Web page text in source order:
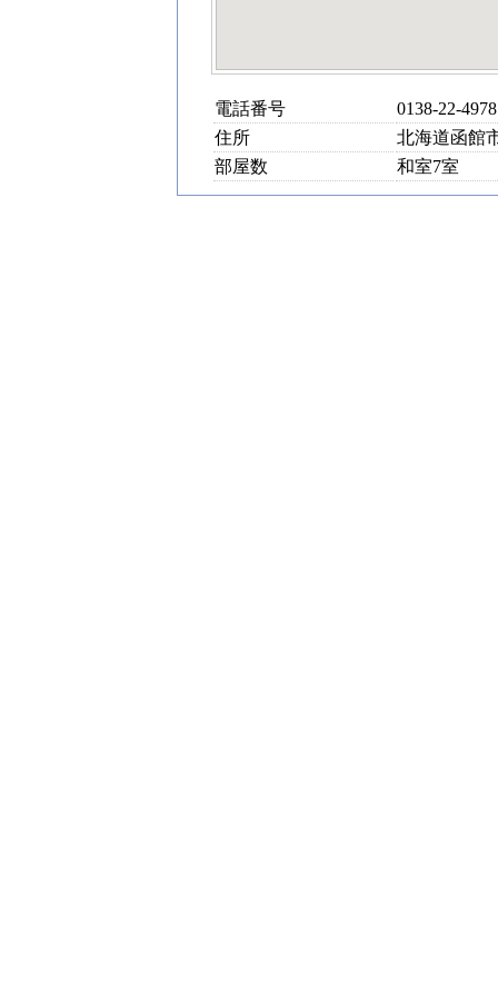
電話番号
0138-22-4978
住所
北海道函館
部屋数
和室7室